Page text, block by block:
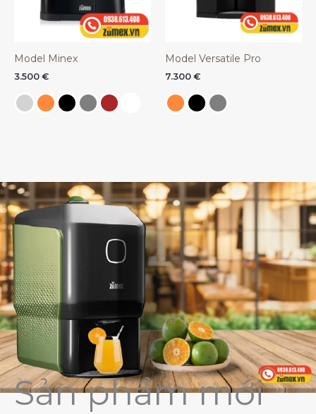
Model Minex
3.500 €
Model Versatile Pro
7.300 €
Sản phẩm mới